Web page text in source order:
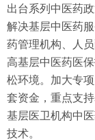
出台系列中医药
解决基层中医药
药管理机构、人
高基层中医药医
松环境。加大专
套资金，重点支
基层医卫机构中
技术。